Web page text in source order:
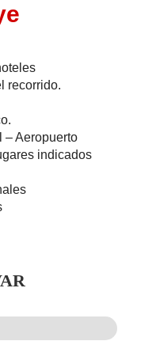
recorrido.
– Aeropuerto
indicados